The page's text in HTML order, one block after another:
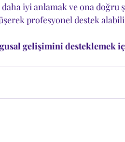
daha iyi anlamak ve ona
profesyonel destek
gelişimini desteklemek